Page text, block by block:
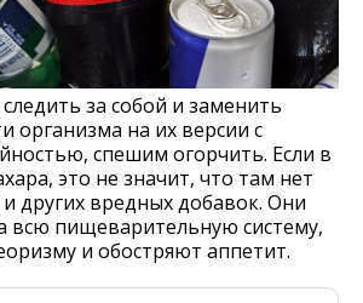
за собой и заменить
организма на их версии с
спешим огорчить. Если в
это не значит, что там нет
и других вредных добавок. Они
всю пищеварительную систему,
и обостряют аппетит.